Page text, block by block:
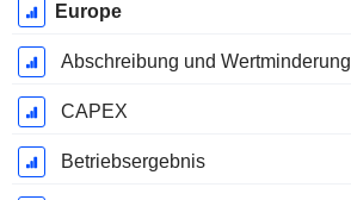
Europe
Abschreibung und Wertminderung
CAPEX
Betriebsergebnis